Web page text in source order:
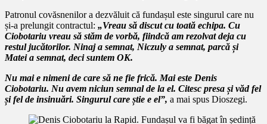
Patronul covăsnenilor a dezvăluit că fundașul este singurul care nu
și-a prelungit contractul: „Vreau să discut cu toată echipa. Cu
Ciobotariu vreau să stăm de vorbă, fiindcă am rezolvat deja cu
restul jucătorilor. Ninaj a semnat, Niczuly a semnat, parcă și
Matei a semnat, deci suntem OK.
Nu mai e nimeni de care să ne fie frică. Mai este Denis
Ciobotariu. Nu avem niciun semnal de la el. Citesc presa și văd fel
și fel de insinuări. Singurul care știe e el”, a mai spus Dioszegi.